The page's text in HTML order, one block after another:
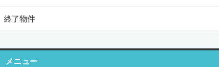
終了物件
メニュー